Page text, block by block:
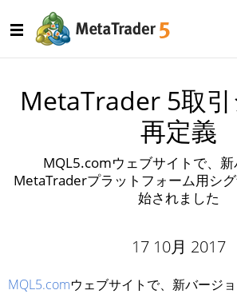
MetaTrader 5取
再定義
MQL5.comウェブサイトで、
MetaTraderプラットフォーム用シ
始されました
17 10月 2017
MQL5.comウェブサイトで、新バージ